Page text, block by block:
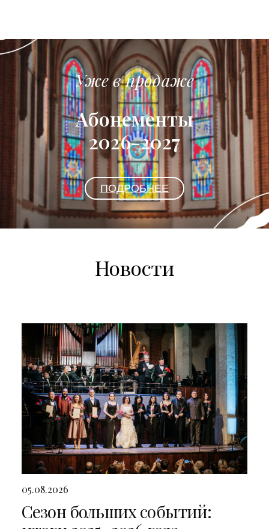
Уже в продаже
Абонементы
2026-2027
ПОДРОБНЕЕ
Новости
05.08.2026
Сезон больших событий: